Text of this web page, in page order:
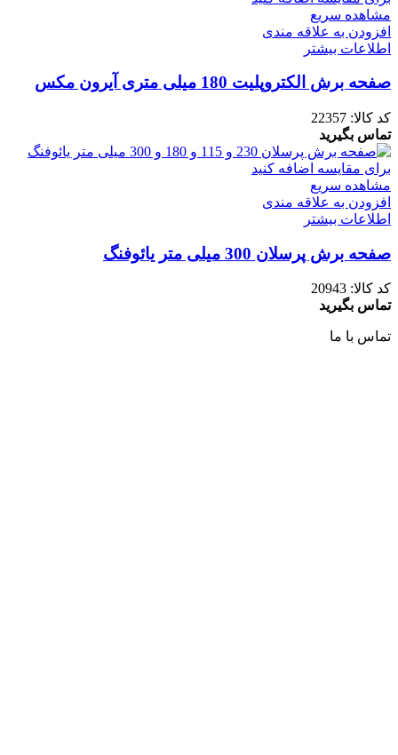
مشاهده سریع
افزودن به علاقه مندی
اطلاعات بیشتر
صفحه برش الکتروپلیت 180 میلی متری آیرون مکس
کد کالا: 22357
تماس بگیرید
برای مقایسه اضافه کنید
مشاهده سریع
افزودن به علاقه مندی
اطلاعات بیشتر
صفحه برش پرسلان 300 میلی متر یائوفنگ
کد کالا: 20943
تماس بگیرید
تماس با ما